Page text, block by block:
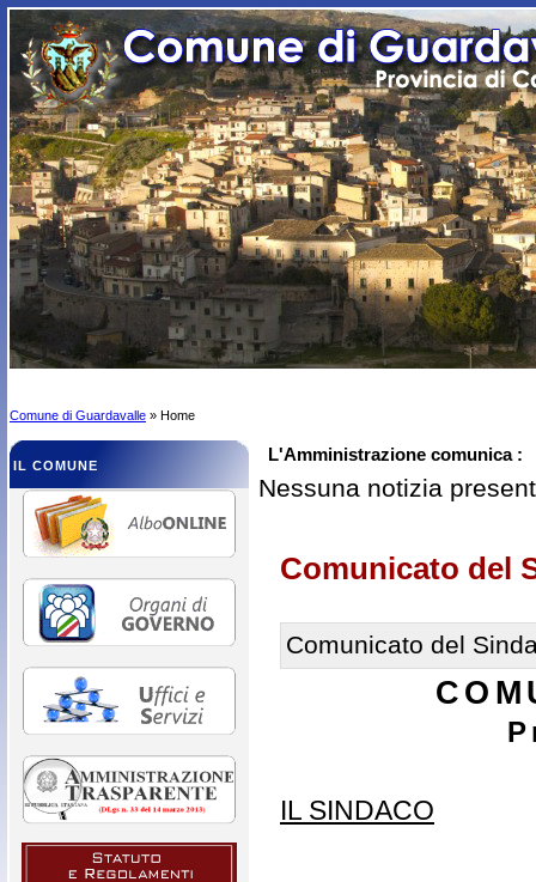
Comune di Guardavalle » Home
L'Amministrazione comunica :
Nessuna notizia
Comunicato del
Comunicato del
IL SINDACO
IL COMUNE